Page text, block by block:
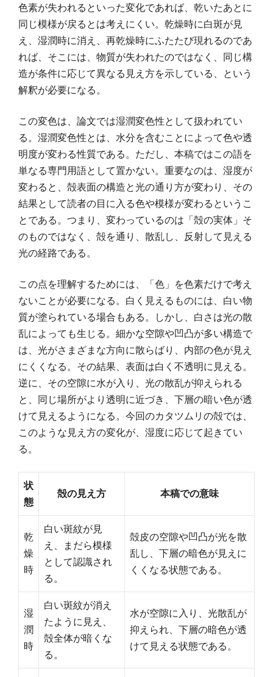
色素が失われるといった変化であれば、乾いたあとに
同じ模様が戻るとは考えにくい。乾燥時に白斑が見
え、湿潤時に消え、再乾燥時にふたたび現れるのであ
れば、そこには、物質が失われたのではなく、同じ構
造が条件に応じて異なる見え方を示している、という
解釈が必要になる。
この変色は、論文では湿潤変色性として扱われてい
る。湿潤変色性とは、水分を含むことによって色や透
明度が変わる性質である。ただし、本稿ではこの語を
単なる専門用語として置かない。重要なのは、湿度が
変わると、殻表面の構造と光の通り方が変わり、その
結果として読者の目に入る色や模様が変わるというこ
とである。つまり、変わっているのは「殻の実体」そ
のものではなく、殻を通り、散乱し、反射して見える
光の経路である。
この点を理解するためには、「色」を色素だけで考え
ないことが必要になる。白く見えるものには、白い物
質が塗られている場合もある。しかし、白さは光の散
乱によっても生じる。細かな空隙や凹凸が多い構造で
は、光がさまざまな方向に散らばり、内部の色が見え
にくくなる。その結果、表面は白く不透明に見える。
逆に、その空隙に水が入り、光の散乱が抑えられる
と、同じ場所がより透明に近づき、下層の暗い色が透
けて見えるようになる。今回のカタツムリの殻では、
このような見え方の変化が、湿度に応じて起きてい
る。
状
態
殻の見え方 本稿での意味
乾
燥
時
白い斑紋が見
え、まだら模様
として認識され
る。
殻皮の空隙や凹凸が光を散
乱し、下層の暗色が見えに
くくなる状態である。
湿
潤
時
白い斑紋が消え
たように見え、
殻全体が暗くな
る。
水が空隙に入り、光散乱が
抑えられ、下層の暗色が透
けて見える状態である。